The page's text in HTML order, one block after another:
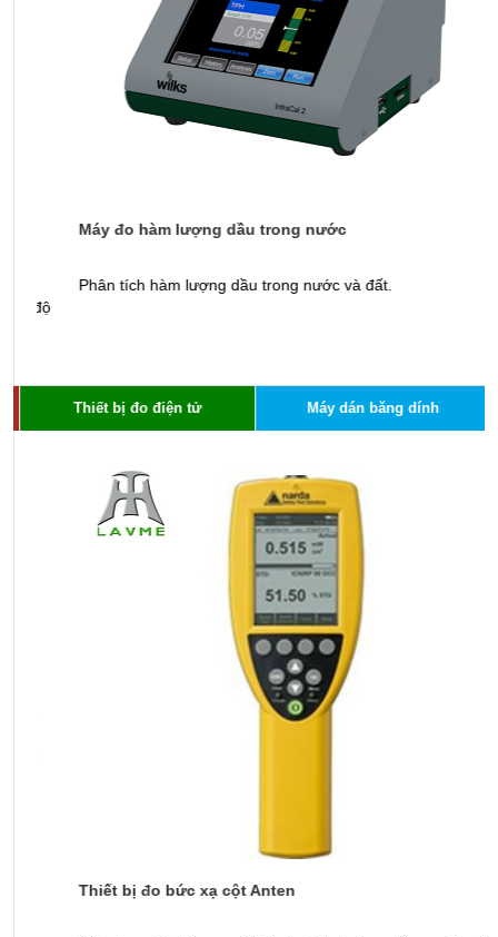
Máy đo hàm lượng dầu trong nước
Phân tích hàm lượng dầu trong nước và đất.
Thiết bị đo điện tử Máy dán băng dính
Thiết bị đo bức xạ cột Anten